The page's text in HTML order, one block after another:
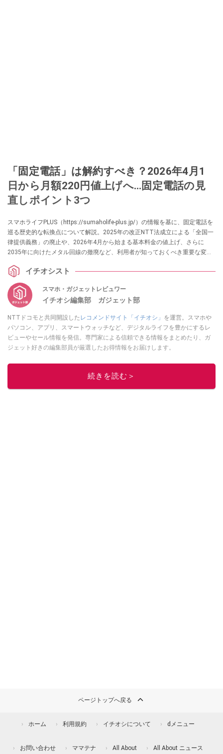
「固定電話」は解約すべき？2026年4月1
日から月額220円値上げへ…固定電話の見
直しポイント3つ
スマホライフPLUS（https://sumaholife-plus.jp/）の情報を基に、固定電話を
巡る歴史的な転換点について解説。2025年の改正NTT法成立による「全国一
律提供義務」の廃止や、2026年4月から始まる基本料金の値上げ、さらに
2035年に向けたメタル回線の撤廃など、利用者が知っておくべき重要な変更
イチオシスト
スマホ・ガジェットレビュワー
イチオシ編集部 ガジェット部
NTTドコモと共同開設した レコメンドサイト「イチオシ」 を運営。スマホや
パソコン、アプリ、スマートウォッチなど、デジタルライフを豊かにするレ
ビューやセール情報を発信。専門家による信頼できる情報をまとめたり、ガ
ジェット好きの編集部員が厳選したお得情報をお届けします。
このイチオシストの他の記事を読む
続きを読む＞
ページトップへ戻る
ホーム 利用規約 イチオシについて dメニュー
お問い合わせ ママテナ All About All About ニュース